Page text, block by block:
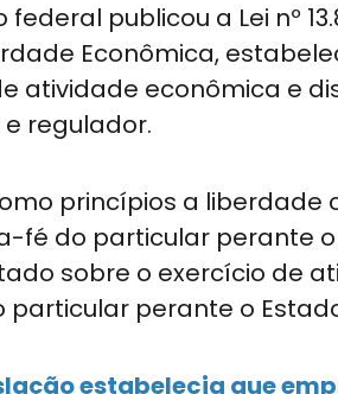
federal publicou a Lei nº
Econômica,
atividade econômica e
regulador.
princípios a
fé do particular perante
sobre o exercício de
perante o
estabelecia que